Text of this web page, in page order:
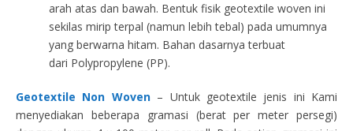
arah atas dan bawah. Bentuk fisik geotextile woven ini
sekilas mirip terpal (namun lebih tebal) pada umumnya
yang berwarna hitam. Bahan dasarnya terbuat
dari Polypropylene (PP).
Geotextile Non Woven– Untuk geotextile jenis ini Kami
menyediakan beberapa gramasi (berat per meter persegi)